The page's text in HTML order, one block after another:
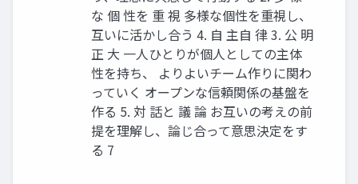
な 個 性を 重 視 多様な個性を重視し、
互いに活かし合う 4. 自 主自 律 3. 公 明
正 大 一人ひとりが個人としての主体
性を持ち、 よりよいチーム作りに関わ
っていく オープンな信頼関係の基盤を
作る 5. 対 話と 議 論 お互いの考えの前
提を理解し、論じ合って意思決定をす
る 7